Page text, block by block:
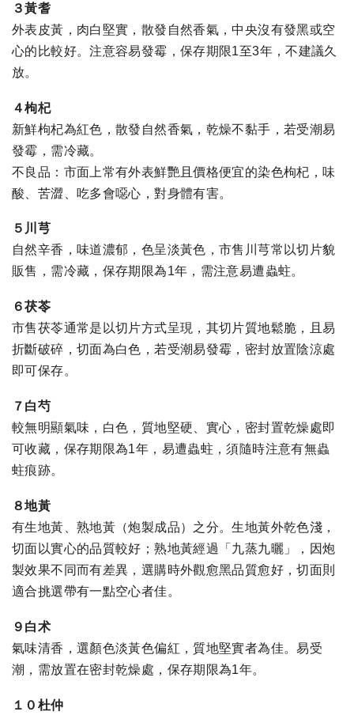
３黃耆
外表皮黃，肉白堅實，散發自然香氣，中央沒有發黑或空
心的比較好。注意容易發霉，保存期限1至3年，不建議久
放。
４枸杞
新鮮枸杞為紅色，散發自然香氣，乾燥不黏手，若受潮易
發霉，需冷藏。
不良品：市面上常有外表鮮艷且價格便宜的染色枸杞，味
酸、苦澀、吃多會噁心，對身體有害。
５川芎
自然辛香，味道濃郁，色呈淡黃色，市售川芎常以切片貌
販售，需冷藏，保存期限為1年，需注意易遭蟲蛀。
６茯苓
市售茯苓通常是以切片方式呈現，其切片質地鬆脆，且易
折斷破碎，切面為白色，若受潮易發霉，密封放置陰涼處
即可保存。
７白芍
較無明顯氣味，白色，質地堅硬、實心，密封置乾燥處即
可收藏，保存期限為1年，易遭蟲蛀，須隨時注意有無蟲
蛀痕跡。
８地黃
有生地黃、熟地黃（炮製成品）之分。生地黃外乾色淺，
切面以實心的品質較好；熟地黃經過「九蒸九曬」，因炮
製效果不同而有差異，選購時外觀愈黑品質愈好，切面則
適合挑選帶有一點空心者佳。
９白术
氣味清香，選顏色淡黃色偏紅，質地堅實者為佳。易受
潮，需放置在密封乾燥處，保存期限為1年。
１０杜仲